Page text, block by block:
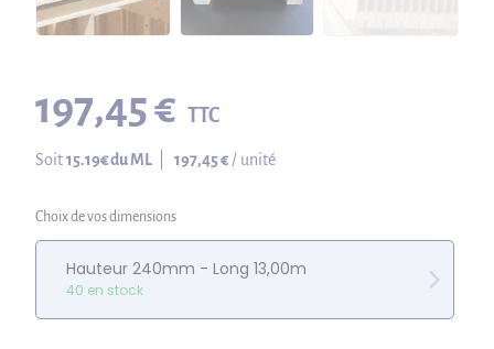
197,45 € TTC
Soit15.19€ du ML 197,45 € / unité
Choix de vos dimensions
Hauteur 240mm - Long 13,00m
40 en stock